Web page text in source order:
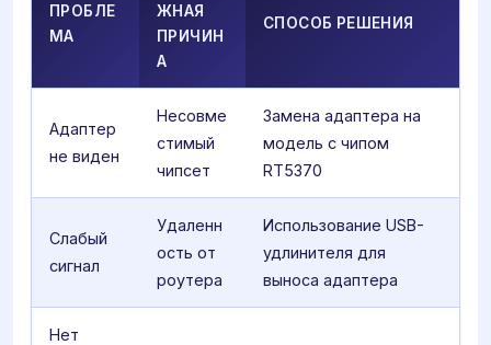
ПРОБЛЕ
МА
ЖНАЯ
ПРИЧИН
А
СПОСОБ РЕШЕНИЯ
Адаптер
не виден
Несовме
стимый
чипсет
Замена адаптера на
модель с чипом
RT5370
Слабый
сигнал
Удаленн
ость от
роутера
Использование USB-
удлинителя для
выноса адаптера
Нет